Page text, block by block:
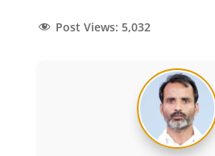
Post Views: 5,032